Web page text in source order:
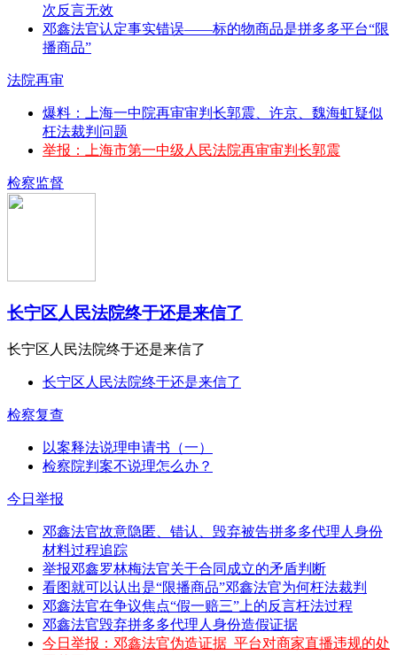
次反言无效
邓鑫法官认定事实错误——标的物商品是拼多多平台“限
播商品”
法院再审
爆料：上海一中院再审审判长郭震、许京、魏海虹疑似
枉法裁判问题
举报：上海市第一中级人民法院再审审判长郭震
检察监督
长宁区人民法院终于还是来信了
长宁区人民法院终于还是来信了
长宁区人民法院终于还是来信了
检察复查
以案释法说理申请书（一）
检察院判案不说理怎么办？
今日举报
邓鑫法官故意隐匿、错认、毁弃被告拼多多代理人身份
材料过程追踪
举报邓鑫罗林梅法官关于合同成立的矛盾判断
看图就可以认出是“限播商品”邓鑫法官为何枉法裁判
邓鑫法官在争议焦点“假一赔三”上的反言枉法过程
邓鑫法官毁弃拼多多代理人身份造假证据
今日举报：邓鑫法官伪造证据_平台对商家直播违规的处